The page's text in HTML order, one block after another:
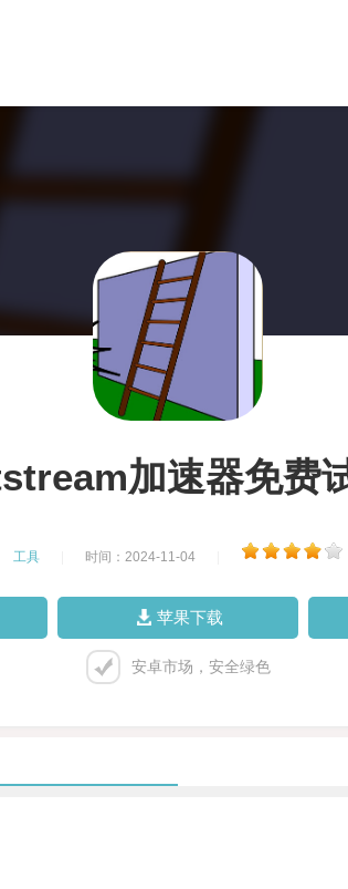
加速器免费
工具 时间：2024-11-04
苹果下载
安卓市场，安全绿色